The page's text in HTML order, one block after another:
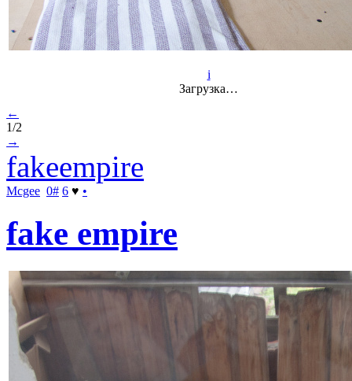
i
Загрузка…
←
1/2
→
fakeempire
Mcgee 0# 6 ♥ •
fake empire